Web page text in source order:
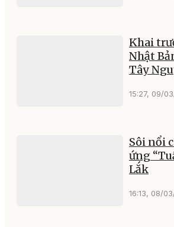
Khai
Nhật
Tây
15:27, 09/
Sôi nổi
ứng
Lắk
16:13, 08/